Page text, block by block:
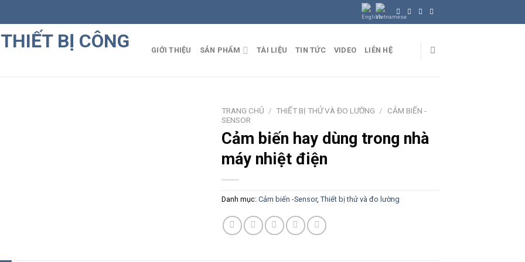
GIỚI THIỆU SẢN PHẨM TÀI LIỆU TIN TỨC VIDEO LIÊN HỆ
TRANG CHỦ / THIẾT BỊ THỬ VÀ ĐO LƯỜNG /
CẢM BIẾN -
SENSOR
Cảm biến hay dùng trong nhà
máy nhiệt điện
Danh mục:Cảm biến -Sensor,Thiết bị thử và đo lường